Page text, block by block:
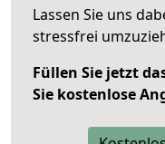
Lassen Sie uns
stressfrei
Füllen Sie jetzt
Sie kostenlose